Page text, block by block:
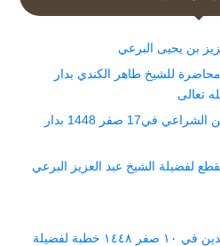
بن يحيى البرعي
خطر الرياء في 16 صفر 1448 محاضرة للشيخ طاهر الكندي بدار
تعالى
الإيمان بالقدر خطبة الشيخ حسين الشراعي في17 صفر 1448 بدار
الجنة 29 محرم 1448 مقطع لفضيلة الشيخ عبد العزيز البرعي
الخطوات العملية في الكمال بالدين في ١٠ صفر ١٤٤٨ خطبة لفضيلة